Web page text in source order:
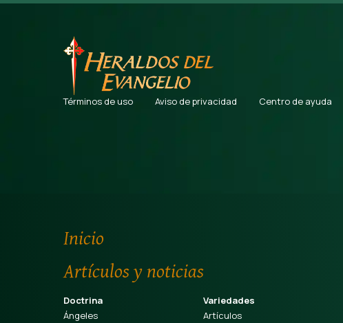
Términos de uso Aviso de privacidad Centro de ayuda
Inicio
Artículos y noticias
Doctrina
Ángeles
Variedades
Artículos